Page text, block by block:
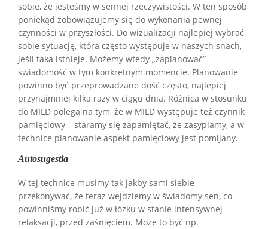
sobie, że jesteśmy w sennej rzeczywistości. W ten sposób
poniekąd zobowiązujemy się do wykonania pewnej
czynności w przyszłości. Do wizualizacji najlepiej wybrać
sobie sytuację, która często występuje w naszych snach,
jeśli taka istnieje. Możemy wtedy „zaplanować”
świadomość w tym konkretnym momencie. Planowanie
powinno być przeprowadzane dość często, najlepiej
przynajmniej kilka razy w ciągu dnia. Różnica w stosunku
do MILD polega na tym, że w MILD występuje też czynnik
pamięciowy – staramy się zapamiętać, że zasypiamy, a w
technice planowanie aspekt pamięciowy jest pomijany.
Autosugestia
W tej technice musimy tak jakby sami siebie
przekonywać, że teraz wejdziemy w świadomy sen, co
powinniśmy robić już w łóżku w stanie intensywnej
relaksacji, przed zaśnięciem. Może to być np.